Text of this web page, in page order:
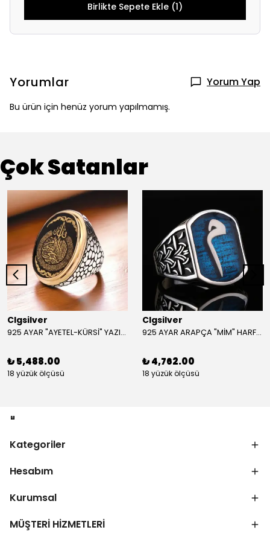
Birlikte Sepete Ekle (1)
Yorumlar Yorum Yap
Bu ürün için henüz yorum yapılmamış.
Çok Satanlar
Clgsilver
925 AYAR "AYETEL-KÜRSİ" YAZILI GÜMÜŞ ERKEK YÜZÜK
₺ 5,488.00
18 yüzük ölçüsü
Clgsilver
925 AYAR ARAPÇA "MİM" HARFLİ GÜMÜŞ ERKEK YÜZÜK
₺ 4,762.00
18 yüzük ölçüsü
Kategoriler
Hesabım
Kurumsal
MÜŞTERİ HİZMETLERİ